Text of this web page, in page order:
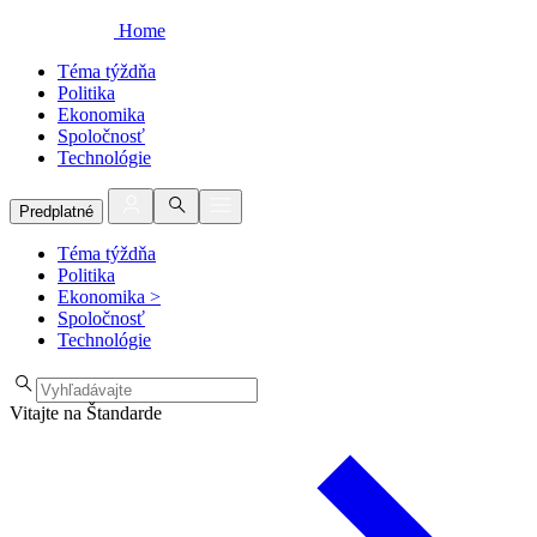
Home
Téma týždňa
Politika
Ekonomika
Spoločnosť
Technológie
Predplatné
Téma týždňa
Politika
Ekonomika >
Spoločnosť
Technológie
Vitajte na Štandarde